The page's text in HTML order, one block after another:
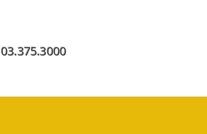
03.375.3000